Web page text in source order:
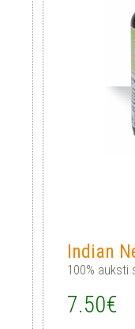
Indian
100% auksti
7.50€